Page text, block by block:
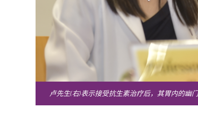
卢先生(右)表示接受抗生素治疗后，其胃内的幽